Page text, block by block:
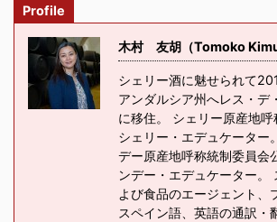
Profile
木村 友胡（Tomoko
シェリー酒に魅せられて
アンダルシア州へレス・デ
に移住。 シェリー原産地
シェリー・エデュケーター
デー原産地呼称統制委員会
ンデー・エデュケーター。
よび食品のエージェント、
スペイン語、英語の通訳・